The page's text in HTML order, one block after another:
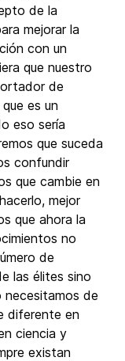
de la
mejorar la
con un
que nuestro
de
es un
eso sería
que suceda
confundir
que cambie en
mejor
que ahora la
no
de
las élites sino
necesitamos de
diferente en
ciencia y
existan